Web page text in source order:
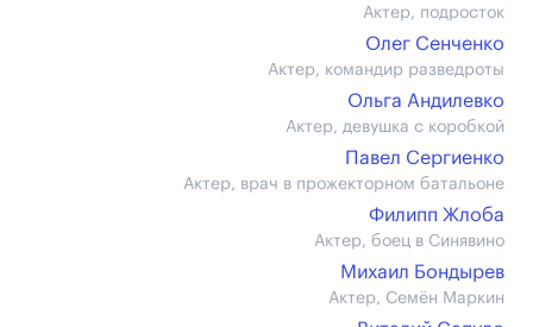
Актер, подросток
Олег Сенченко
Актер, командир разведроты
Ольга Андилевко
Актер, девушка с коробкой
Павел Сергиенко
Актер, врач в прожекторном батальоне
Филипп Жлоба
Актер, боец в Синявино
Михаил Бондырев
Актер, Семён Маркин